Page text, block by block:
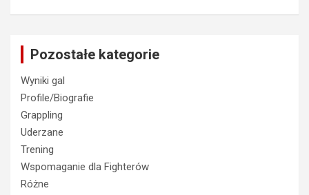
Pozostałe kategorie
Wyniki gal
Profile/Biografie
Grappling
Uderzane
Trening
Wspomaganie dla Fighterów
Różne